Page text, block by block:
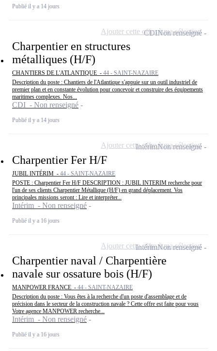
Publié il y a 14 jours
Charpentier en structures
métalliques (H/F)
CHANTIERS DE L'ATLANTIQUE - 44 - SAINT-NAZAIRE
Description du poste : Chantiers de l'Atlantique s'appuie sur un outil industriel de
premier plan et en constante évolution pour concevoir et construire des équipements
maritimes complexes. Nos...
CDI - Non renseigné
Publié il y a 14 jours
CDINon renseigné
Ajouter cette offre à ma sélection
Charpentier Fer H/F
JUBIL INTÉRIM - 44 - SAINT-NAZAIRE
POSTE : Charpentier Fer H/F DESCRIPTION : JUBIL INTERIM recherche pour
l'un de ses clients Charpentier Métallique (H/F) en grand déplacement. Vos
principales missions seront : Lire et interpréter...
Intérim - Non renseigné
Publié il y a 16 jours
IntérimNon renseigné
Ajouter cette offre à ma sélection
Charpentier naval / Charpentière
navale sur ossature bois (H/F)
MANPOWER FRANCE - 44 - SAINT-NAZAIRE
Description du poste : Vous êtes à la recherche d'un poste d'assemblage et de
précision dans le secteur de la construction navale ? Cette offre est faite pour vous
Votre agence MANPOWER recherche...
Intérim - Non renseigné
Publié il y a 16 jours
IntérimNon renseigné
Ajouter cette offre à ma sélection